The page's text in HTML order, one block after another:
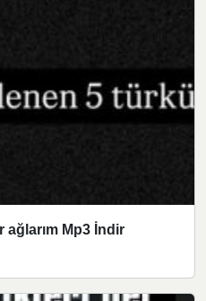
ağlarım Mp3 İndir